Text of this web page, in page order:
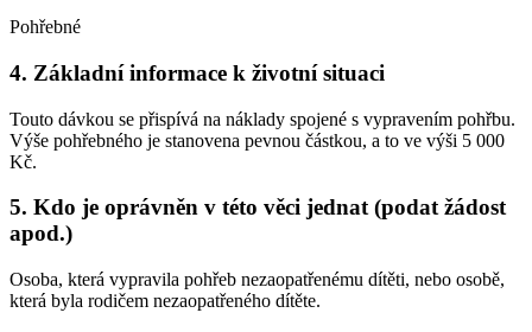
Pohřebné
4. Základní informace k životní situaci
Touto dávkou se přispívá na náklady spojené s vypravením pohřbu.
Výše pohřebného je stanovena pevnou částkou, a to ve výši 5 000
Kč.
5. Kdo je oprávněn v této věci jednat (podat žádost
apod.)
Osoba, která vypravila pohřeb nezaopatřenému dítěti, nebo osobě,
která byla rodičem nezaopatřeného dítěte.